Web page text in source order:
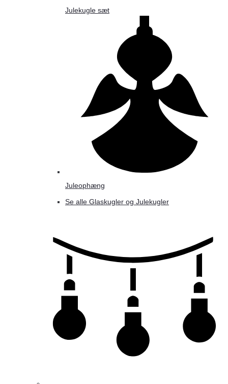
Julekugle sæt
Juleophæng
Se alle Glaskugler og Julekugler